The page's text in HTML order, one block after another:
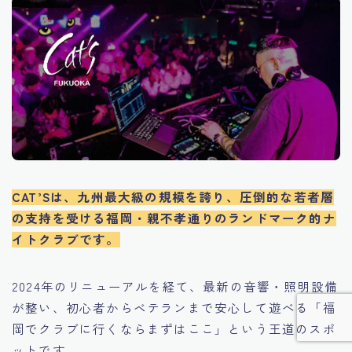
CAT’Sは、九州最大級の規模を誇り、圧倒的な若者層
の支持を受ける福岡・親不孝通りのランドマーク的ナ
イトクラブです。
2024年のリニューアルを経て、最新の音響・照明設備
が整い、初心者からベテランまで安心して遊べる「福
岡でクラブに行くならまずはここ」という王道のスポ